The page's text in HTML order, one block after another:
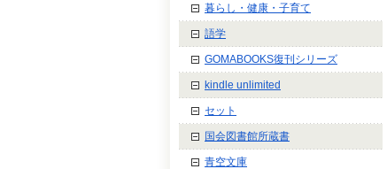
暮らし・健康・子育て
語学
GOMABOOKS復刊シリーズ
kindle unlimited
セット
国会図書館所蔵書
青空文庫